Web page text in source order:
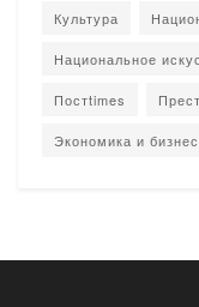
Культура
Национальное
Постtimes
Экономика и бизнес